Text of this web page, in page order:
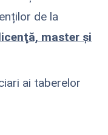
de la
master și
ai taberelor